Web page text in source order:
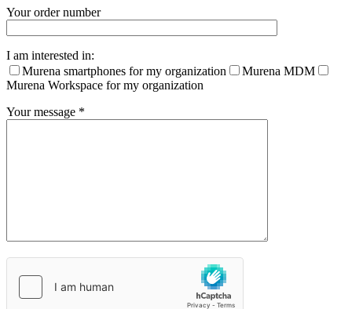
Your order number
I am interested in:
Murena smartphones for my organization
Murena MDM
Murena Workspace for my organization
Your message *